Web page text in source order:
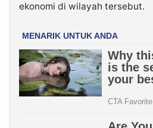
ekonomi di wilayah tersebut.